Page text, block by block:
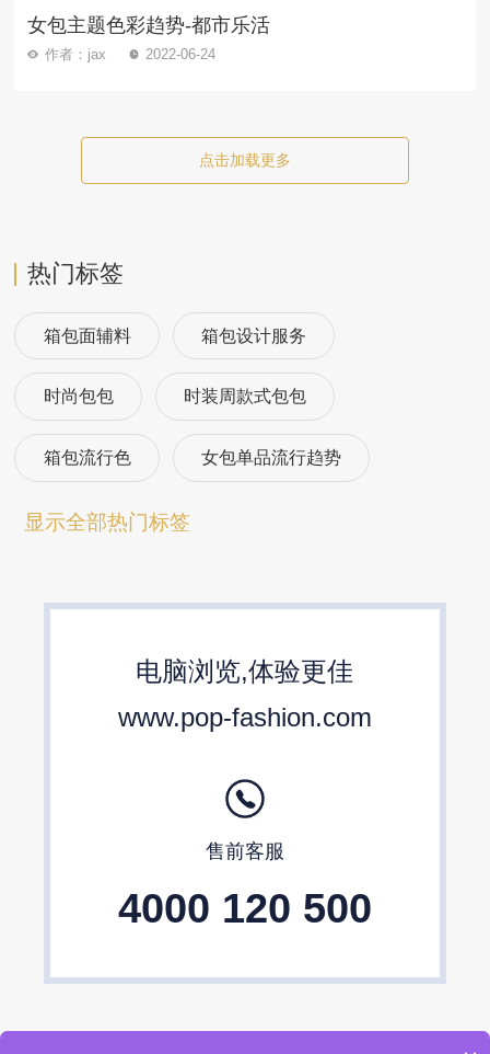
女包主题色彩趋势-都市乐活
作者：jax 2022-06-24
点击加载更多
热门标签
箱包面辅料 箱包设计服务
时尚包包 时装周款式包包
箱包流行色 女包单品流行趋势
箱包流行趋势预测
显示全部热门标签
电脑浏览,体验更佳
www.pop-fashion.com
售前客服
4000 120 500